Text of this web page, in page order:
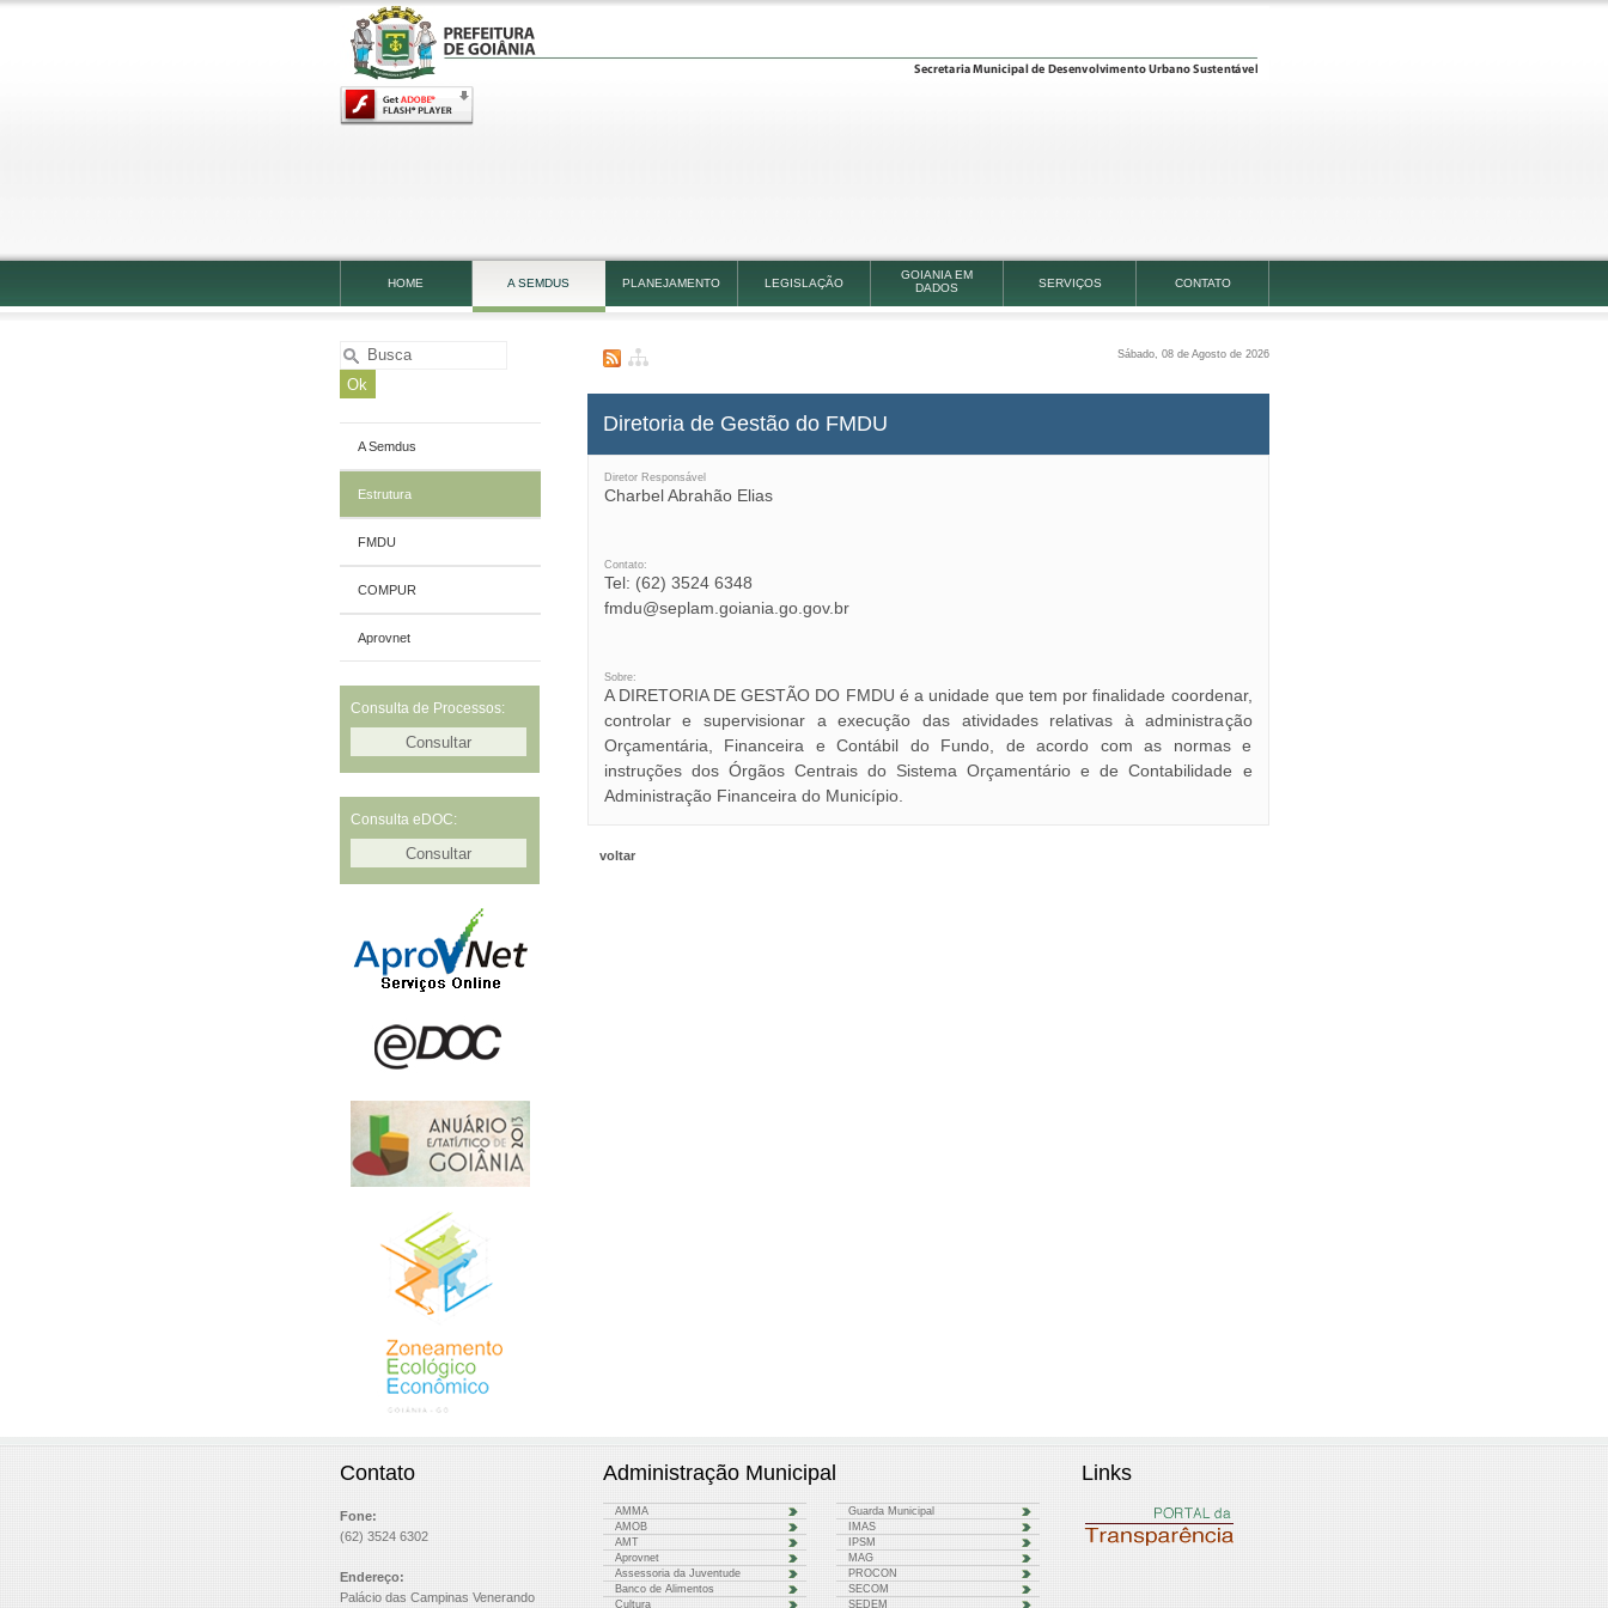
HOME A SEMDUS PLANEJAMENTO LEGISLAÇÃO
GOIANIA EM
DADOS
SERVIÇOS CONTATO
A Semdus
Estrutura
FMDU
COMPUR
Aprovnet
Consulta de Processos:
Consulta eDOC:
Sábado, 08 de Agosto de 2026
Diretoria de Gestão do FMDU
Diretor Responsável
Charbel Abrahão Elias
Contato:
Tel: (62) 3524 6348
fmdu@seplam.goiania.go.gov.br
Sobre:
A DIRETORIA DE GESTÃO DO FMDU é a unidade que tem por finalidade coordenar,
controlar e supervisionar a execução das atividades relativas à administração
Orçamentária, Financeira e Contábil do Fundo, de acordo com as normas e
instruções dos Órgãos Centrais do Sistema Orçamentário e de Contabilidade e
Administração Financeira do Município.
voltar
Contato
Fone:
(62) 3524 6302
Endereço:
Palácio das Campinas Venerando
Administração Municipal
AMMA
AMOB
AMT
Aprovnet
Assessoria da Juventude
Banco de Alimentos
Cultura
Guarda Municipal
IMAS
IPSM
MAG
PROCON
SECOM
SEDEM
Links